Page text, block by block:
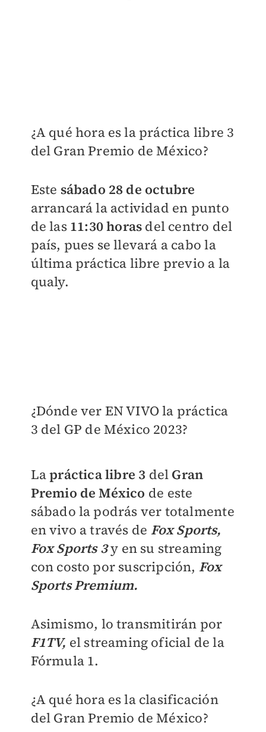
¿A qué hora es la práctica libre 3
del Gran Premio de México?
Este sábado 28 de octubre
arrancará la actividad en punto
de las 11:30 horas del centro del
país, pues se llevará a cabo la
última práctica libre previo a la
qualy.
¿Dónde ver EN VIVO la práctica
3 del GP de México 2023?
Lapráctica libre 3 del Gran
Premio de México de este
sábado la podrás ver totalmente
en vivo a través de Fox Sports,
Fox Sports 3y en su streaming
con costo por suscripción, Fox
Sports Premium.
Asimismo, lo transmitirán por
F1TV, el streaming oficial de la
Fórmula 1.
¿A qué hora es la clasificación
del Gran Premio de México?